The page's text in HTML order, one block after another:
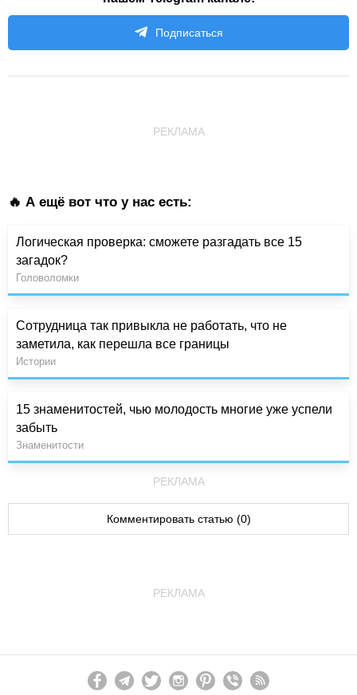
Подписаться
РЕКЛАМА
🔥 А ещё вот что у нас есть:
Логическая проверка: сможете разгадать все 15
загадок?
Головоломки
Сотрудница так привыкла не работать, что не
заметила, как перешла все границы
Истории
15 знаменитостей, чью молодость многие уже успели
забыть
Знаменитости
РЕКЛАМА
Комментировать статью (0)
РЕКЛАМА